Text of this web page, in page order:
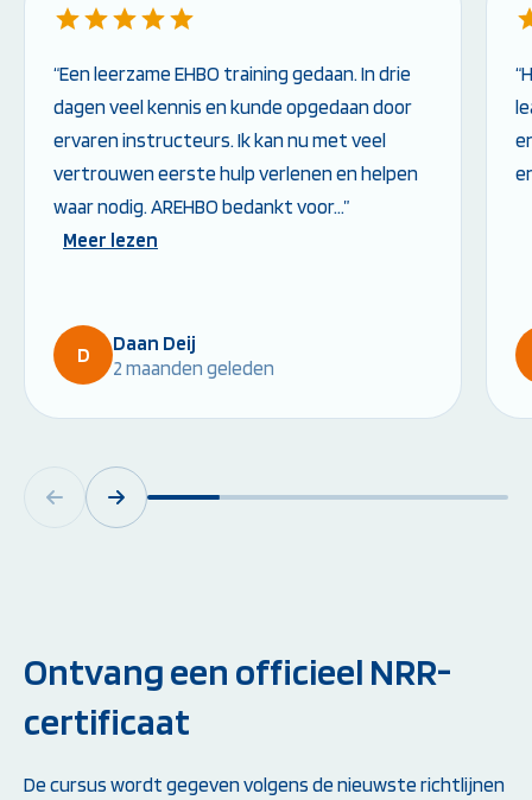
“Een leerzame EHBO training gedaan. In drie
dagen veel kennis en kunde opgedaan door
ervaren instructeurs. Ik kan nu met veel
vertrouwen eerste hulp verlenen en helpen
waar nodig. AREHBO bedankt voor…”
Meer lezen
D
Daan Deij
2 maanden geleden
Ontvang een officieel NRR-
certificaat
De cursus wordt gegeven volgens de nieuwste richtlijnen